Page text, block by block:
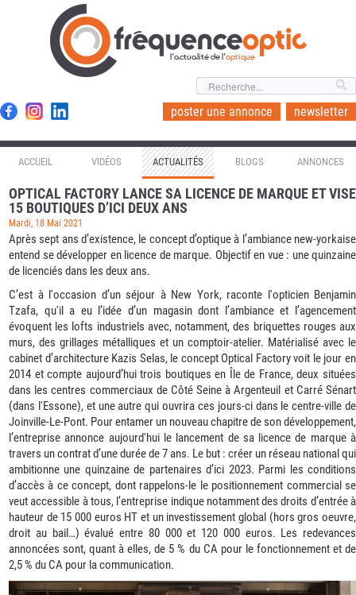
l'actualité de l'optique
poster une annonce newsletter
ACCUEIL VIDÉOS ACTUALITÉS BLOGS ANNONCES
OPTICAL FACTORY LANCE SA LICENCE DE MARQUE ET VISE
15 BOUTIQUES D’ICI DEUX ANS
Mardi, 18 Mai 2021
Après sept ans d’existence, le concept d’optique à l’ambiance new-yorkaise
entend se développer en licence de marque. Objectif en vue : une quinzaine
de licenciés dans les deux ans.
C’est à l'occasion d’un séjour à New York, raconte l'opticien Benjamin
Tzafa, qu'il a eu l’idée d’un magasin dont l’ambiance et l’agencement
évoquent les lofts industriels avec, notamment, des briquettes rouges aux
murs, des grillages métalliques et un comptoir-atelier. Matérialisé avec le
cabinet d’architecture Kazis Selas, le concept Optical Factory voit le jour en
2014 et compte aujourd’hui trois boutiques en Île de France, deux situées
dans les centres commerciaux de Côté Seine à Argenteuil et Carré Sénart
(dans l'Essone), et une autre qui ouvrira ces jours-ci dans le centre-ville de
Joinville-Le-Pont. Pour entamer un nouveau chapitre de son développement,
l’entreprise annonce aujourd'hui le lancement de sa licence de marque à
travers un contrat d’une durée de 7 ans. Le but : créer un réseau national qui
ambitionne une quinzaine de partenaires d’ici 2023. Parmi les conditions
d’accès à ce concept, dont rappelons-le le positionnement commercial se
veut accessible à tous, l’entreprise indique notamment des droits d’entrée à
hauteur de 15 000 euros HT et un investissement global (hors gros oeuvre,
droit au bail…) évalué entre 80 000 et 120 000 euros. Les redevances
annoncées sont, quant à elles, de 5 % du CA pour le fonctionnement et de
2,5 % du CA pour la communication.